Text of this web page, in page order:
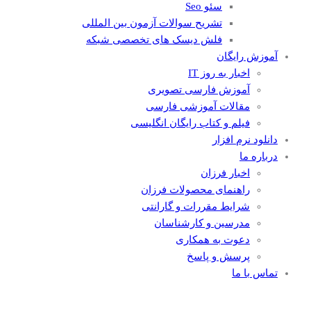
سئو Seo
تشریح سوالات آزمون بین المللی
فلش دیسک های تخصصی شبکه
آموزش رایگان
اخبار به روز IT
آموزش فارسی تصویری
مقالات آموزشی فارسی
فیلم و کتاب رایگان انگلیسی
دانلود نرم افزار
درباره ما
اخبار فرزان
راهنمای محصولات فرزان
شرایط مقررات و گارانتی
مدرسین و کارشناسان
دعوت به همکاری
پرسش و پاسخ
تماس با ما